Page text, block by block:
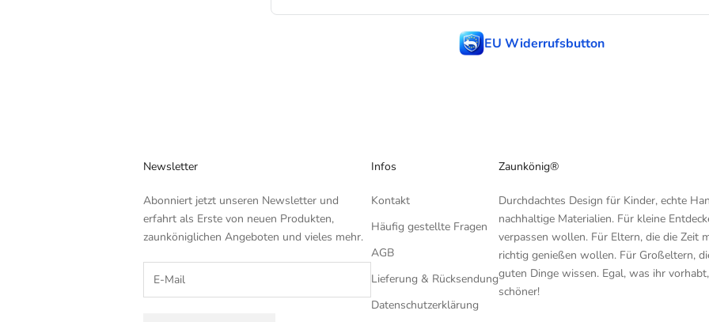
EU Widerrufsbutton
Newsletter
Abonniert jetzt unseren Newsletter und
erfahrt als Erste von neuen Produkten,
zaunköniglichen Angeboten und vieles mehr.
Infos
Kontakt
Häufig gestellte Fragen
AGB
Lieferung & Rücksendung
Datenschutzerklärung
Zaunkönig®
Durchdachtes Design für Kinder, echte
nachhaltige Materialien. Für kleine
verpassen wollen. Für Eltern, die die Zeit
richtig genießen wollen. Für Großeltern,
guten Dinge wissen. Egal, was ihr
schöner!